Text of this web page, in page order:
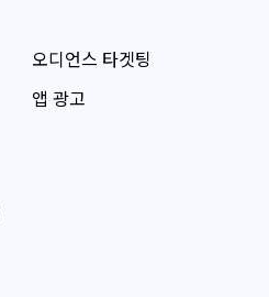
오디언스 타겟팅
앱 광고